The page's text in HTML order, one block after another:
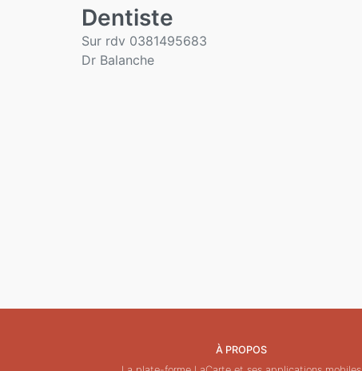
Dentiste
Sur rdv 0381495683
Dr Balanche
À PROPOS